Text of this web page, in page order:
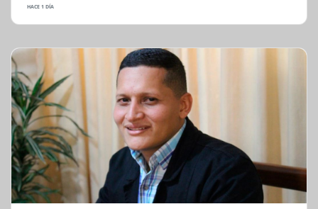
HACE 1 DÍA